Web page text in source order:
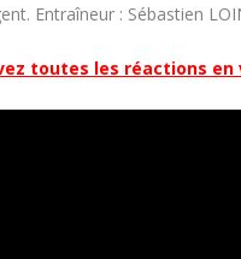
Entraîneur : Sébastien
toutes les réactions en